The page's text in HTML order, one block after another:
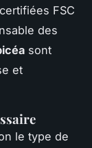
FSC
des
sont
et
le type de